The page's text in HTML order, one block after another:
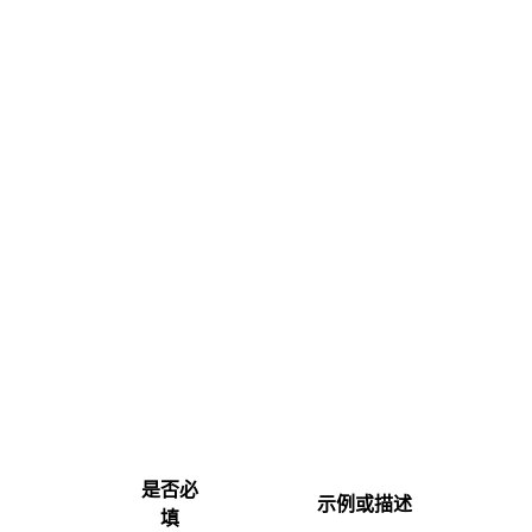
是否必
填
示例或描述